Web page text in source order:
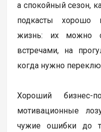
а спокойный сезон,
подкасты хорошо
жизнь: их можно
встречами, на
когда нужно
Хороший
мотивационные
чужие ошибки до